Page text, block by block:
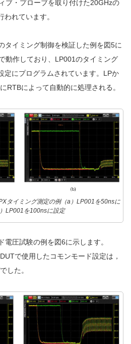
ブ・プローブを取り付けた20GHzの
れています。
タイミング制御を検証した例を図5に
動作しており、LP001のタイミング
定にプログラムされています。LPか
RTBによって自動的に処理される。
タイミング測定の例（a）LP001を50nsに
LP001を100nsに設定
圧試験の例を図6に示します。
で使用したコモンモード設定は，
した。